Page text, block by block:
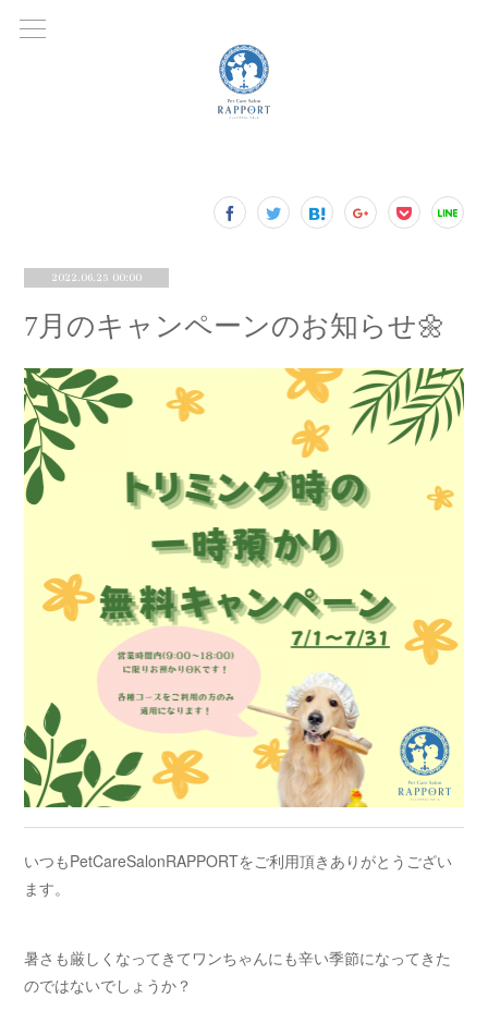
2022.06.25 00:00
7月のキャンペーンのお知らせ🌼
いつもPetCareSalonRAPPORTをご利用頂きありがとうござい
ます。
暑さも厳しくなってきてワンちゃんにも辛い季節になってきた
のではないでしょうか？